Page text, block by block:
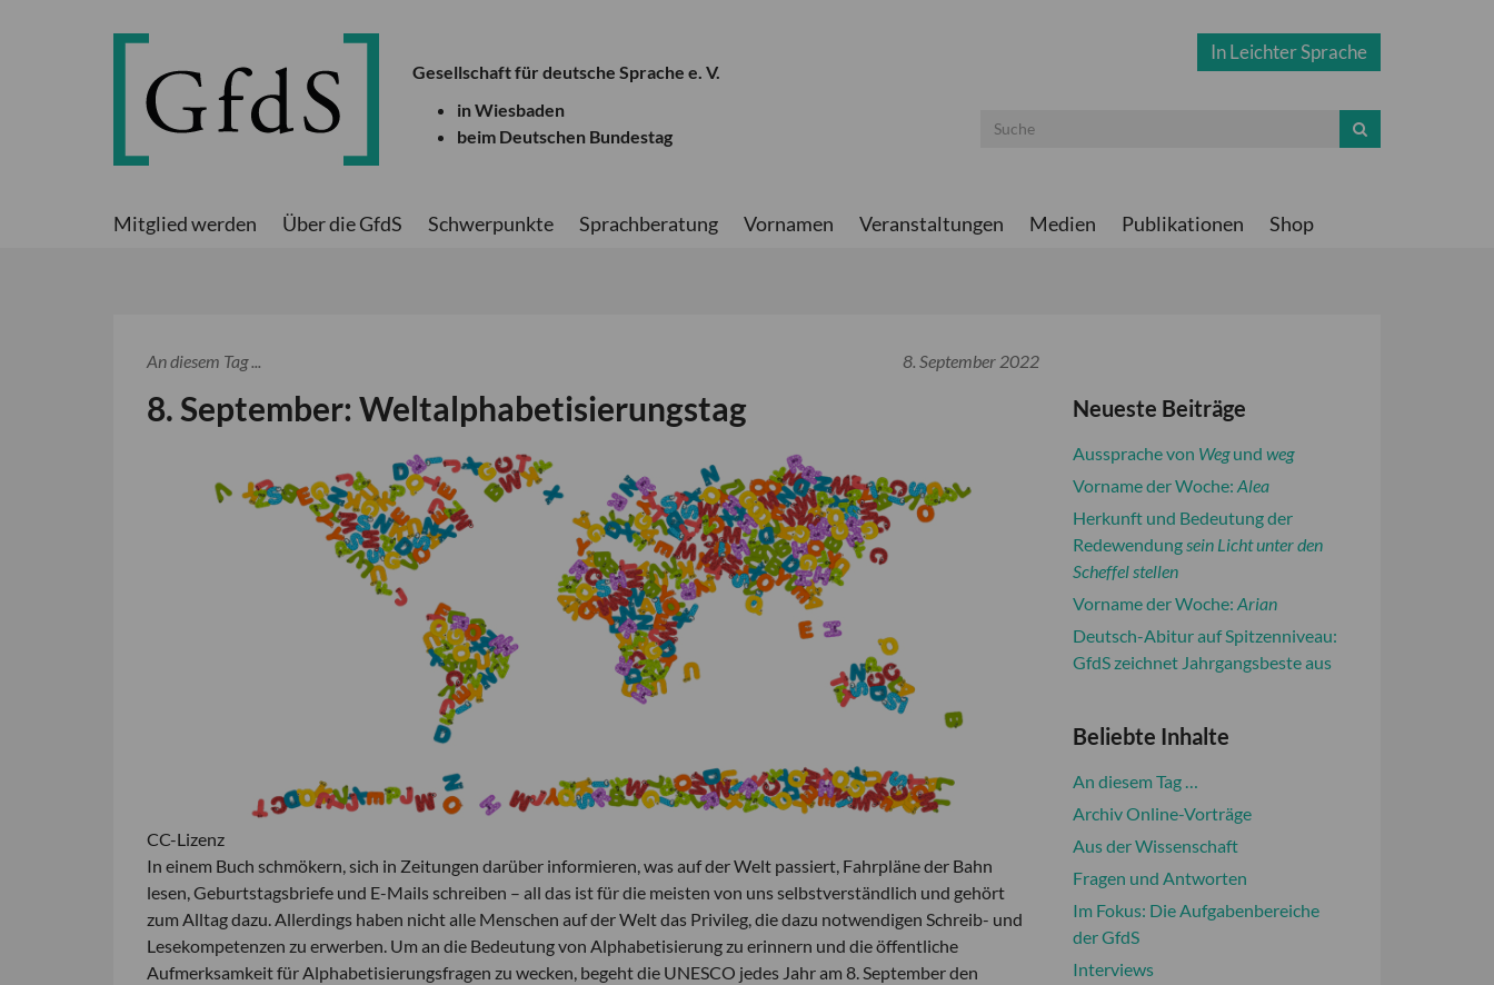
Gesellschaft für deutsche Sprache e. V.
in Wiesbaden
beim Deutschen Bundestag
In Leichter Sprache
Mitglied werden Über die GfdS Schwerpunkte Sprachberatung Vornamen Veranstaltungen Medien Publikationen Shop
An diesem Tag ... 8. September 2022
8. September: Weltalphabetisierungstag
CC-Lizenz
In einem Buch schmökern, sich in Zeitungen darüber informieren, was auf der Welt passiert, Fahrpläne der Bahn
lesen, Geburtstagsbriefe und E-Mails schreiben – all das ist für die meisten von uns selbstverständlich und gehört
zum Alltag dazu. Allerdings haben nicht alle Menschen auf der Welt das Privileg, die dazu notwendigen Schreib- und
Lesekompetenzen zu erwerben. Um an die Bedeutung von Alphabetisierung zu erinnern und die öffentliche
Aufmerksamkeit für Alphabetisierungsfragen zu wecken, begeht die UNESCO jedes Jahr am 8. September den
Neueste Beiträge
Aussprache von Wegund weg
Vorname der Woche: Alea
Herkunft und Bedeutung der
Redewendungsein Licht unter den
Scheffel stellen
Vorname der Woche: Arian
Deutsch-Abitur auf Spitzenniveau:
GfdS zeichnet Jahrgangsbeste aus
Beliebte Inhalte
An diesem Tag …
Archiv Online-Vorträge
Aus der Wissenschaft
Fragen und Antworten
Im Fokus: Die Aufgabenbereiche
der GfdS
Interviews